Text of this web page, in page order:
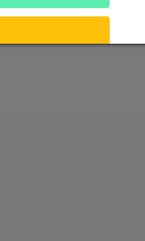
mit Foto und
- die Plattform